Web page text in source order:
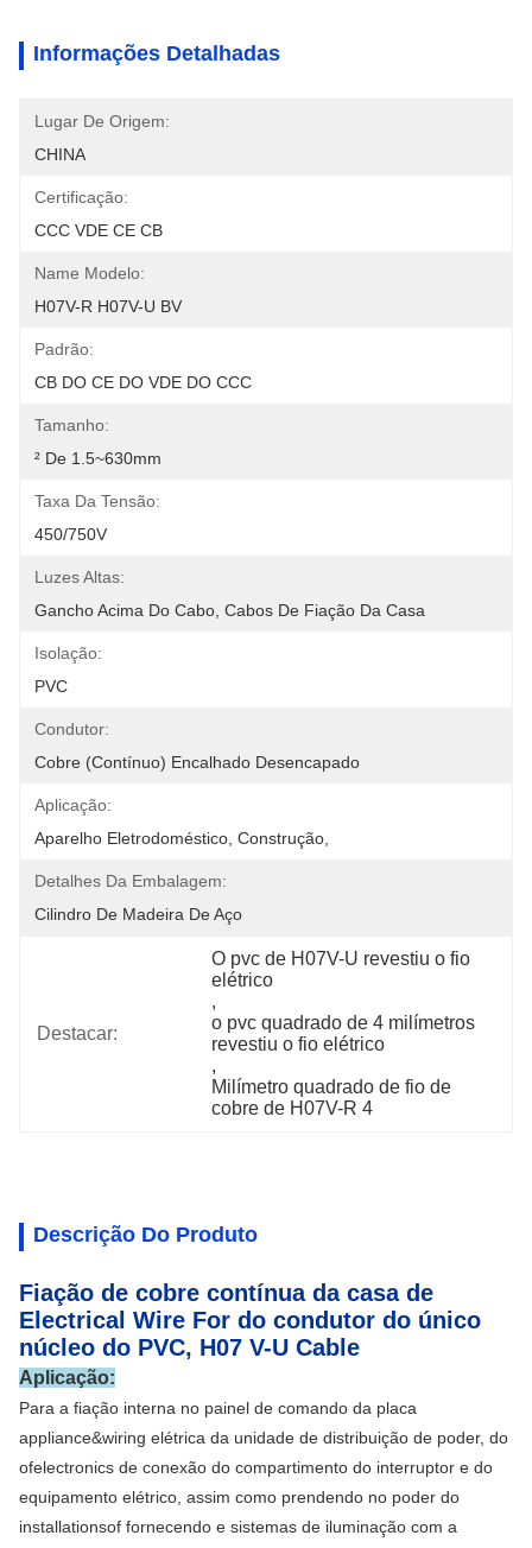
Informações Detalhadas
Lugar De Origem:
CHINA
Certificação:
CCC VDE CE CB
Name Modelo:
H07V-R H07V-U BV
Padrão:
CB DO CE DO VDE DO CCC
Tamanho:
² De 1.5~630mm
Taxa Da Tensão:
450/750V
Luzes Altas:
Gancho Acima Do Cabo, Cabos De Fiação Da Casa
Isolação:
PVC
Condutor:
Cobre (contínuo) Encalhado Desencapado
Aplicação:
Aparelho Eletrodoméstico, Construção,
Detalhes Da Embalagem:
Cilindro De Madeira De Aço
Destacar:
O pvc de H07V-U revestiu o fio
elétrico
,
o pvc quadrado de 4 milímetros
revestiu o fio elétrico
,
Milímetro quadrado de fio de
cobre de H07V-R 4
Descrição Do Produto
Fiação de cobre contínua da casa de
Electrical Wire For do condutor do único
núcleo do PVC, H07 V-U Cable
Aplicação:
Para a fiação interna no painel de comando da placa
appliance&wiring elétrica da unidade de distribuição de poder, do
ofelectronics de conexão do compartimento do interruptor e do
equipamento elétrico, assim como prendendo no poder do
installationsof fornecendo e sistemas de iluminação com a